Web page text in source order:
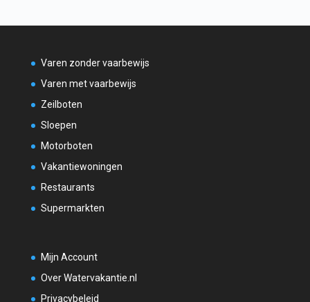
Varen zonder vaarbewijs
Varen met vaarbewijs
Zeilboten
Sloepen
Motorboten
Vakantiewoningen
Restaurants
Supermarkten
Mijn Account
Over Watervakantie.nl
Privacybeleid